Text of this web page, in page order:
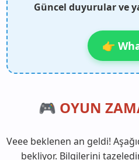
Güncel duyurular ve
👉
🎮 OYUN
Veee beklenen an geldi!
bekliyor. Bilgilerini